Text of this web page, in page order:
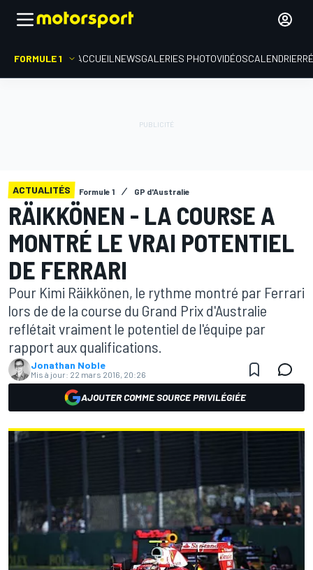
FORMULE 1 ACCUEIL NEWSGALERIES PHOTOVIDÉOSCALENDRIER
ACTUALITÉS Formule 1 GP d'Australie
RÄIKKÖNEN - LA COURSE A
MONTRÉ LE VRAI POTENTIEL
DE FERRARI
Pour Kimi Räikkönen, le rythme montré par Ferrari
lors de de la course du Grand Prix d'Australie
reflétait vraiment le potentiel de l'équipe par
rapport aux qualifications.
Jonathan Noble
Mis à jour: 22 mars 2016, 20:26
AJOUTER COMME SOURCE PRIVILÉGIÉE